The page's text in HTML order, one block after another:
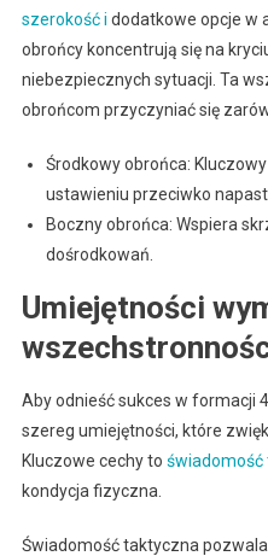
szerokość i dodatkowe opcje w
obrońcy koncentrują się na
niebezpiecznych sytuacji. Ta
obrońcom przyczyniać się
Środkowy obrońca:
ustawieniu przeciwko
Boczny obrońca: Wspiera
dośrodkowań.
Umiejętności
Aby odnieść sukces w formacji
szereg umiejętności, które
Kluczowe cechy to świadomość
kondycja fizyczna.
Świadomość taktyczna